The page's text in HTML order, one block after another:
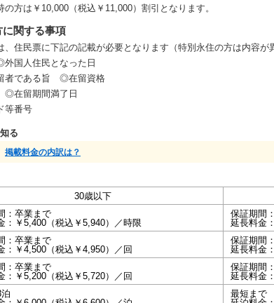
の方は￥10,000（税込￥11,000）割引となります。
関する事項
、住民票に下記の記載が必要となります（特別永住の方は内容が
国人住民となった日
者である旨 ◎在留資格
在留期間満了日
等番号
る
掲載料金の内訳は？
30歳以下
：卒業まで
：￥5,400（税込￥5,940）／時限
保証期間
延長料金
：卒業まで
：￥4,500（税込￥4,950）／回
保証期間
延長料金
：卒業まで
：￥5,200（税込￥5,720）／回
保証期間
延長料金
最短まで